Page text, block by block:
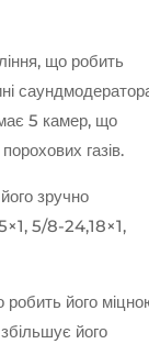
що робить
5 камер, що
газів.
зручно
5/8-24,18×1,
робить його
його